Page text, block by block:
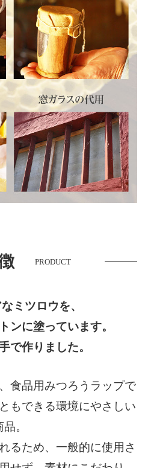
PRODUCT
ミツロウを、
ンに塗っています。
で作りました。
食品用みつろうラップで
もできる環境にやさしい
品。
るため、一般的に使用さ